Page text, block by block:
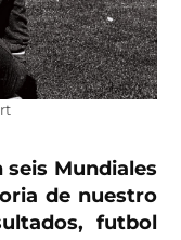
Mundiales
de nuestro
futbol